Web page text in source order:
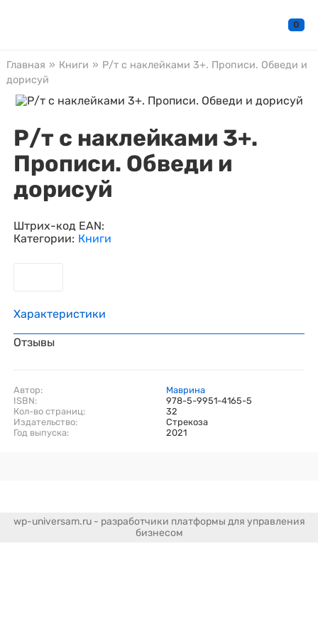
0
Главная » Книги » Р/т с наклейками 3+. Прописи. Обведи и
дорисуй
Р/т с наклейками 3+.
Прописи. Обведи и
дорисуй
Штрих-код EAN:
Категории: Книги
Характеристики
Отзывы
Автор:
Маврина
ISBN:
978-5-9951-4165-5
Кол-во страниц:
32
Издательство:
Стрекоза
Год выпуска:
2021
wp-universam.ru - разработчики платформы для управления
бизнесом